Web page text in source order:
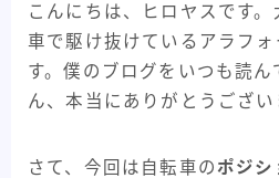
自転車うんちく系 93
その他記事 8
こんにちは、ヒロヤスです
車で駆け抜けているアラフ
す。僕のブログをいつも読ん
ん、本当にありがとうござい
さて、今回は自転車のポジシ